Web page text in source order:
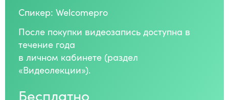
Спикер: Welcomepro
Бесплатно
После покупки видеозапись доступна в
течение года
в личном кабинете (раздел
«Видеолекции»).